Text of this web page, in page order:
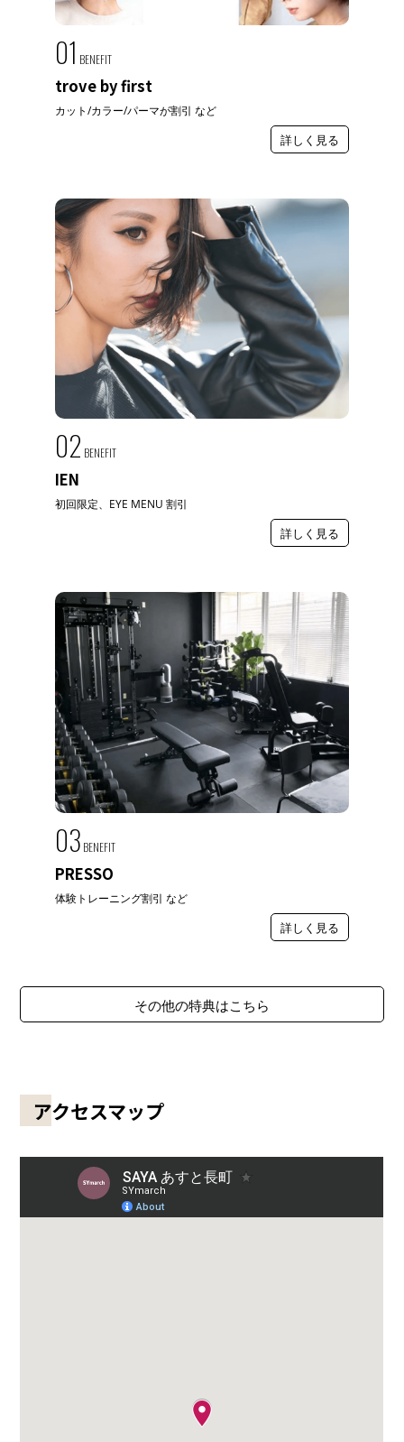
01 BENEFIT
trove by first
カット/カラー/パーマが割引 など
詳しく見る
02 BENEFIT
IEN
初回限定、EYE MENU 割引
詳しく見る
03 BENEFIT
PRESSO
体験トレーニング割引 など
詳しく見る
その他の特典はこちら
アクセスマップ